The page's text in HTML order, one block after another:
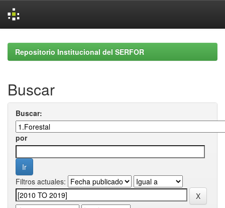
navigationRepositorio Institucional del SERFOR
Buscar
Buscar:
por
Filtros actuales: